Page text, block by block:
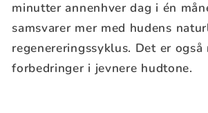
minutter annenhver dag i én
samsvarer mer med hudens
regenereringssyklus. Det er
forbedringer i jevnere hudtone.